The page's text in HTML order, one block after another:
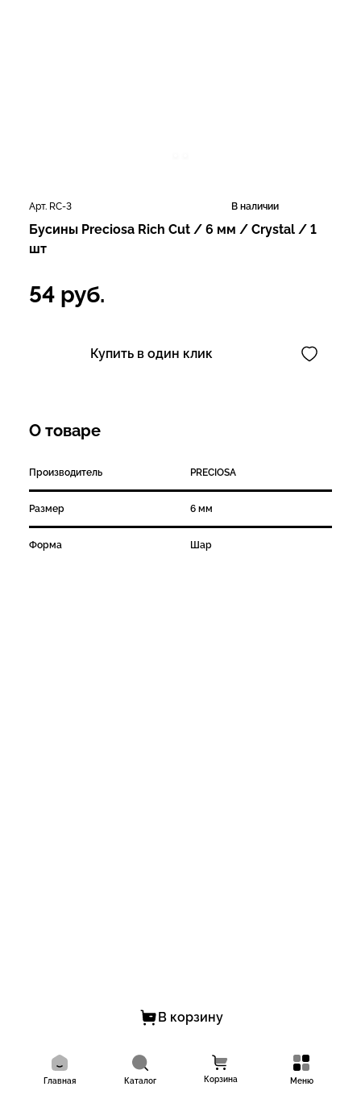
Арт. RC-3 В наличии
Бусины Preciosa Rich Cut / 6 мм / Crystal / 1
шт
54 руб.
Купить в один клик
О товаре
Производитель PRECIOSA
Размер 6 мм
Форма Шар
В корзину
Главная Каталог Корзина Меню